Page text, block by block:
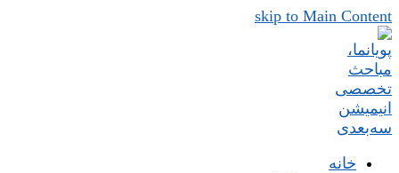
skip to Main Content
خانه